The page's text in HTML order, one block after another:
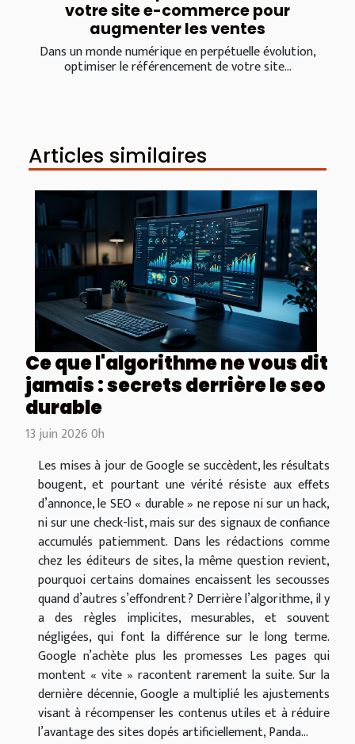
votre site e-commerce pour
augmenter les ventes
Dans un monde numérique en perpétuelle évolution,
optimiser le référencement de votre site...
Articles similaires
Ce que l'algorithme ne vous dit
jamais : secrets derrière le seo
durable
13 juin 2026 0h
Les mises à jour de Google se succèdent, les résultats
bougent, et pourtant une vérité résiste aux effets
d’annonce, le SEO « durable » ne repose ni sur un hack,
ni sur une check-list, mais sur des signaux de confiance
accumulés patiemment. Dans les rédactions comme
chez les éditeurs de sites, la même question revient,
pourquoi certains domaines encaissent les secousses
quand d’autres s’effondrent ? Derrière l’algorithme, il y
a des règles implicites, mesurables, et souvent
négligées, qui font la différence sur le long terme.
Google n’achète plus les promesses Les pages qui
montent « vite » racontent rarement la suite. Sur la
dernière décennie, Google a multiplié les ajustements
visant à récompenser les contenus utiles et à réduire
l’avantage des sites dopés artificiellement, Panda...